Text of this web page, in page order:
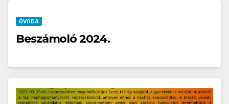
ÓVODA
Beszámoló 2024.